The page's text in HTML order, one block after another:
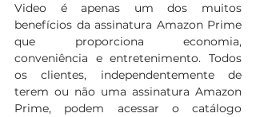
Video é apenas um dos muitos
benefícios da assinatura Amazon Prime
que proporciona economia,
conveniência e entretenimento. Todos
os clientes, independentemente de
terem ou não uma assinatura Amazon
Prime, podem acessar o catálogo